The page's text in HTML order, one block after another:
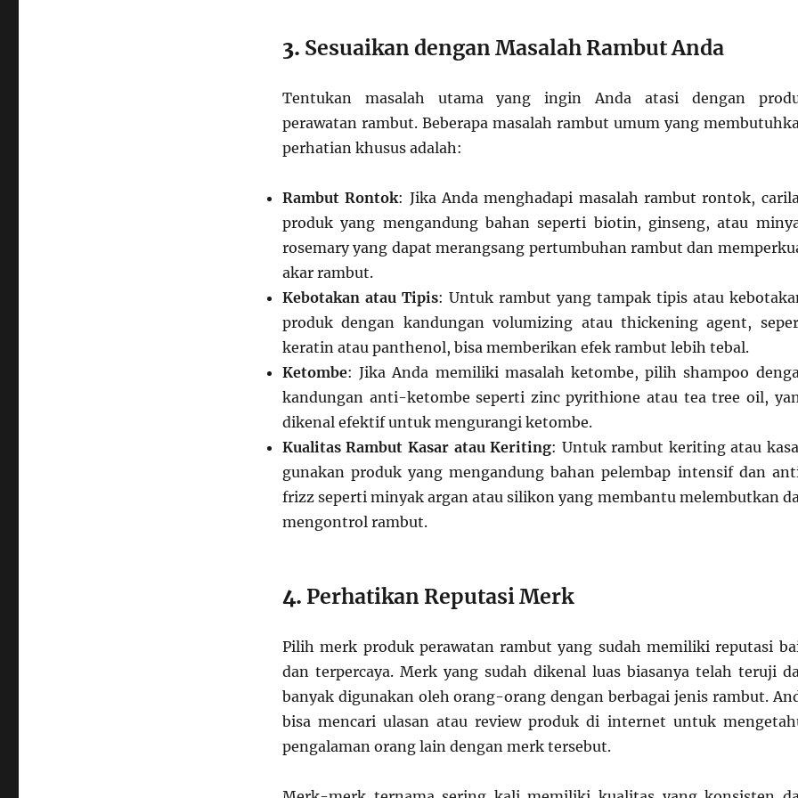
3. Sesuaikan dengan Masalah Rambut Anda
Tentukan masalah utama yang ingin Anda atasi dengan
perawatan rambut. Beberapa masalah rambut umum yang
perhatian khusus adalah:
Rambut Rontok: Jika Anda menghadapi masalah rambut rontok,
produk yang mengandung bahan seperti biotin, ginseng, atau
rosemary yang dapat merangsang pertumbuhan rambut dan
akar rambut.
Kebotakan atau Tipis: Untuk rambut yang tampak tipis atau
produk dengan kandungan volumizing atau thickening agent,
keratin atau panthenol, bisa memberikan efek rambut lebih tebal.
Ketombe: Jika Anda memiliki masalah ketombe, pilih shampoo
kandungan anti-ketombe seperti zinc pyrithione atau tea tree oil,
dikenal efektif untuk mengurangi ketombe.
Kualitas Rambut Kasar atau Keriting: Untuk rambut keriting atau
gunakan produk yang mengandung bahan pelembap intensif dan
frizz seperti minyak argan atau silikon yang membantu melembutkan
mengontrol rambut.
4. Perhatikan Reputasi Merk
Pilih merk produk perawatan rambut yang sudah memiliki reputasi
dan terpercaya. Merk yang sudah dikenal luas biasanya telah teruji
banyak digunakan oleh orang-orang dengan berbagai jenis rambut.
bisa mencari ulasan atau review produk di internet untuk
pengalaman orang lain dengan merk tersebut.